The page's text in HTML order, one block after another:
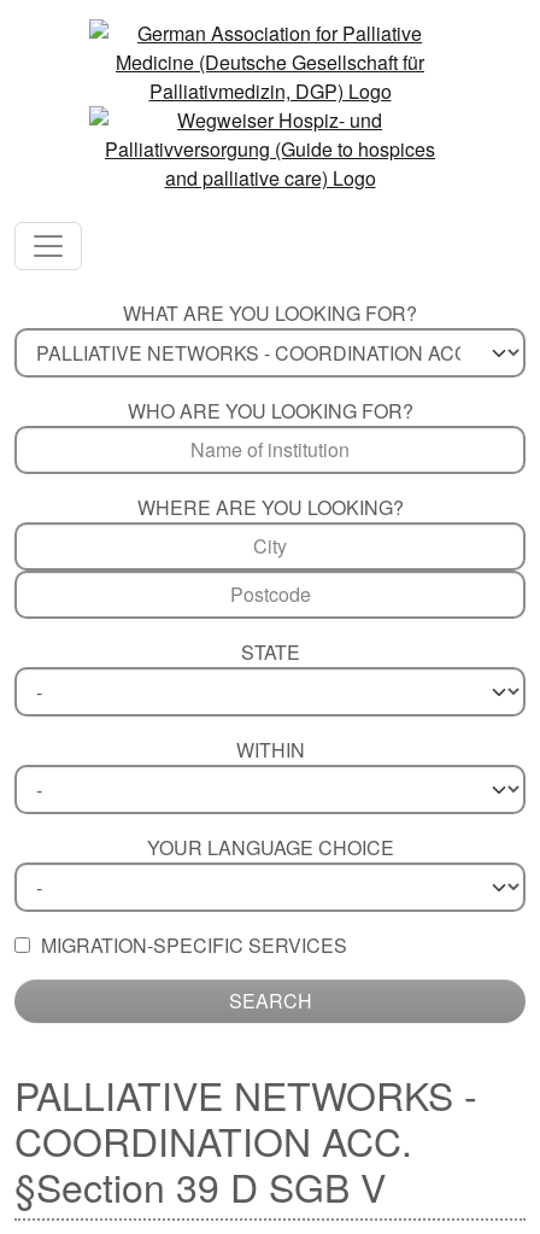
WHAT ARE YOU LOOKING FOR?
WHO ARE YOU LOOKING FOR?
WHERE ARE YOU LOOKING?
STATE
WITHIN
YOUR LANGUAGE CHOICE
MIGRATION-SPECIFIC SERVICES
SEARCH
PALLIATIVE NETWORKS -
COORDINATION ACC.
§Section 39 D SGB V